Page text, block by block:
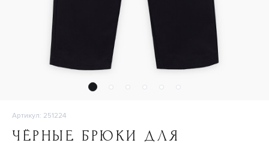
Артикул: 251224
ЧЁРНЫЕ БРЮКИ ДЛЯ